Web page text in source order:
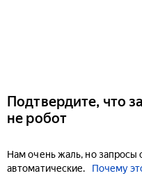
Подтвердите, что
не робот
Нам очень жаль, но запросы
автоматические.
Почему